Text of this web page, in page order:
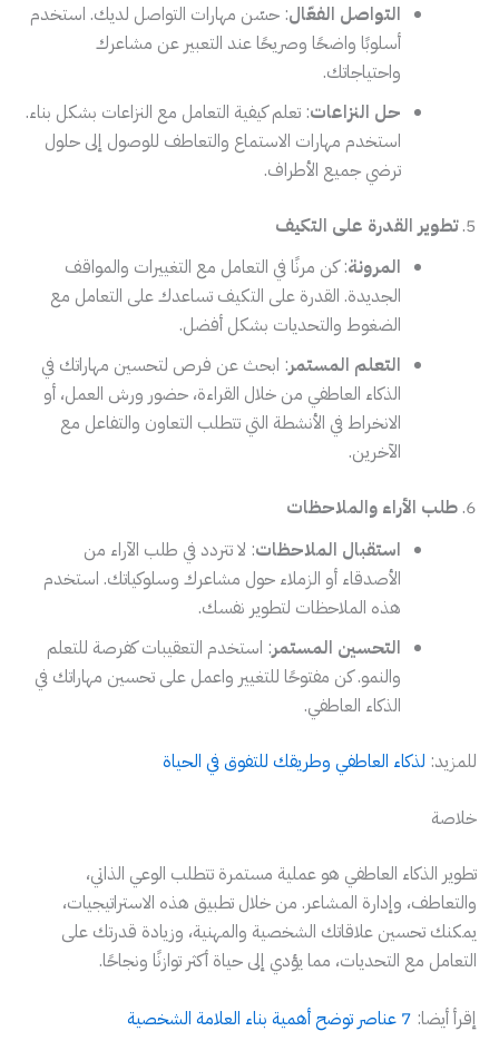
التواصل الفعّال: حسّن مهارات التواصل لديك. استخدم
أسلوبًا واضحًا وصريحًا عند التعبير عن مشاعرك
واحتياجاتك.
حل النزاعات: تعلم كيفية التعامل مع النزاعات بشكل بناء.
استخدم مهارات الاستماع والتعاطف للوصول إلى حلول
ترضي جميع الأطراف.
5. تطوير القدرة على التكيف
المرونة: كن مرنًا في التعامل مع التغييرات والمواقف
الجديدة. القدرة على التكيف تساعدك على التعامل مع
الضغوط والتحديات بشكل أفضل.
التعلم المستمر: ابحث عن فرص لتحسين مهاراتك في
الذكاء العاطفي من خلال القراءة، حضور ورش العمل، أو
الانخراط في الأنشطة التي تتطلب التعاون والتفاعل مع
الآخرين.
6. طلب الأراء والملاحظات
استقبال الملاحظات: لا تتردد في طلب الآراء من
الأصدقاء أو الزملاء حول مشاعرك وسلوكياتك. استخدم
هذه الملاحظات لتطوير نفسك.
التحسين المستمر: استخدم التعقيبات كفرصة للتعلم
والنمو. كن مفتوحًا للتغيير واعمل على تحسين مهاراتك في
الذكاء العاطفي.
للمزيد: لذكاء العاطفي وطريقك للتفوق في الحياة
خلاصة
تطوير الذكاء العاطفي هو عملية مستمرة تتطلب الوعي الذاتي،
والتعاطف، وإدارة المشاعر. من خلال تطبيق هذه الاستراتيجيات،
يمكنك تحسين علاقاتك الشخصية والمهنية، وزيادة قدرتك على
التعامل مع التحديات، مما يؤدي إلى حياة أكثر توازنًا ونجاحًا.
إقرأ أيضا: 7 عناصر توضح أهمية بناء العلامة الشخصية